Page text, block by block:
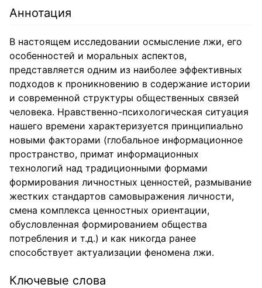
Аннотация
В настоящем исследовании осмысление лжи, его
особенностей и моральных аспектов,
представляется одним из наиболее эффективных
подходов к проникновению в содержание истории
и современной структуры общественных связей
человека. Нравственно-психологическая ситуация
нашего времени характеризуется принципиально
новыми факторами (глобальное информационное
пространство, примат информационных
технологий над традиционными формами
формирования личностных ценностей, размывание
жестких стандартов самовыражения личности,
смена комплекса ценностных ориентации,
обусловленная формированием общества
потребления и т.д.) и как никогда ранее
способствует актуализации феномена лжи.
Ключевые слова